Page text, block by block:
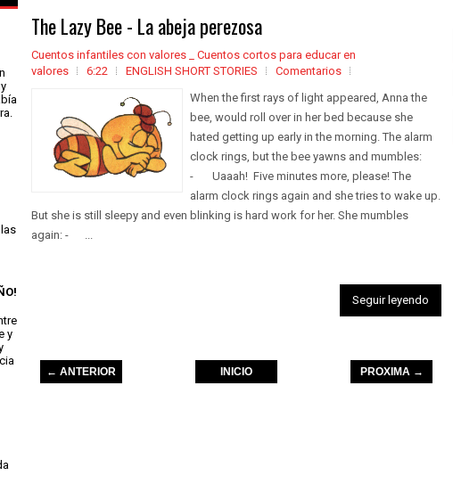
The Lazy Bee - La abeja perezosa
Cuentos infantiles con valores _ Cuentos cortos para educar en
valores
6:22 ENGLISH SHORT STORIES
Comentarios
When the first rays of light appeared, Anna the
bee, would roll over in her bed because she
hated getting up early in the morning. The alarm
clock rings, but the bee yawns and mumbles:
- Uaaah! Five minutes more, please! The
alarm clock rings again and she tries to wake up.
But she is still sleepy and even blinking is hard work for her. She mumbles
again: - ...
Seguir leyendo
← ANTERIOR PROXIMA →
INICIO
y